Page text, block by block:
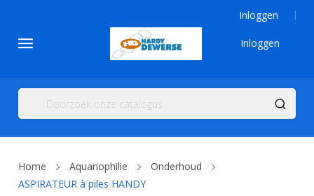
Inloggen
Inloggen
Home Aquariophilie
Onderhoud
ASPIRATEUR à piles HANDY